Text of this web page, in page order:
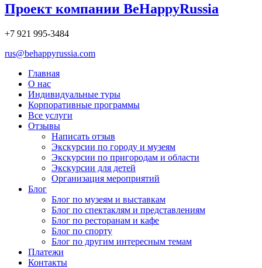
Проект компании BeHappyRussia
+7 921 995-3484
rus@behappyrussia.com
Главная
О нас
Индивидуальные туры
Корпоративные программы
Все услуги
Отзывы
Написать отзыв
Экскурсии по городу и музеям
Экскурсии по пригородам и области
Экскурсии для детей
Организация мероприятий
Блог
Блог по музеям и выставкам
Блог по спектаклям и представлениям
Блог по ресторанам и кафе
Блог по спорту
Блог по другим интересным темам
Платежи
Контакты